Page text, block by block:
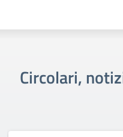
Circolari,